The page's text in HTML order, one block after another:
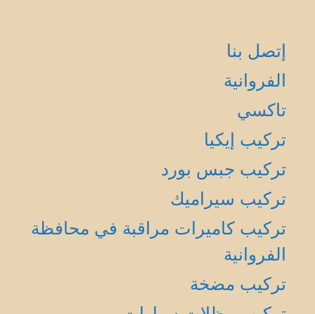
إتصل بنا
الفروانية
تاكسي
تركيب إيكيا
تركيب جبس بورد
تركيب سيراميك
تركيب كاميرات مراقبة في محافظة
الفروانية
تركيب مضخة